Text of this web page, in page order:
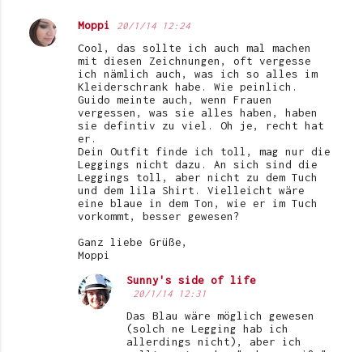
Moppi 20/1/14 12:24
Cool, das sollte ich auch mal machen
mit diesen Zeichnungen, oft vergesse
ich nämlich auch, was ich so alles im
Kleiderschrank habe. Wie peinlich.
Guido meinte auch, wenn Frauen
vergessen, was sie alles haben, haben
sie defintiv zu viel. Oh je, recht hat
er.
Dein Outfit finde ich toll, mag nur die
Leggings nicht dazu. An sich sind die
Leggings toll, aber nicht zu dem Tuch
und dem lila Shirt. Vielleicht wäre
eine blaue in dem Ton, wie er im Tuch
vorkommt, besser gewesen?
Ganz liebe Grüße,
Moppi
Sunny's side of life
20/1/14 12:31
Das Blau wäre möglich gewesen
(solch ne Legging hab ich
allerdings nicht), aber ich